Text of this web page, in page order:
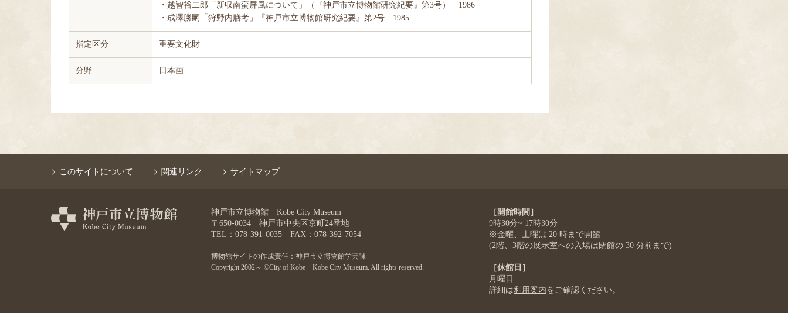
・越智裕二郎「新収南蛮屏風について」（『神戸市立博物館研究紀要』第3号） 1986
・成澤勝嗣「狩野内膳考」『神戸市立博物館研究紀要』第2号 1985
指定区分 重要文化財
分野 日本画
このサイトについて 関連リンク サイトマップ
神戸市立博物館 Kobe City Museum
〒650-0034 神戸市中央区京町24番地
TEL：078-391-0035 FAX：078-392-7054
博物館サイトの作成責任：神戸市立博物館学芸課
Copyright 2002～ ©City of Kobe Kobe City Museum. All rights reserved.
［開館時間］
9時30分~ 17時30分
※金曜、土曜は 20 時まで開館
(2階、3階の展示室への入場は閉館の 30 分前まで)
［休館日］
月曜日
詳細は利用案内をご確認ください。